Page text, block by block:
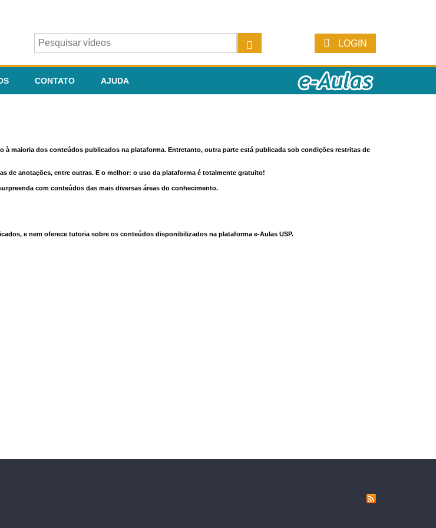
LOGIN
CONTATO AJUDA
à maioria dos conteúdos publicados na plataforma. Entretanto, outra parte está publicada sob condições restritas de
de anotações, entre outras. E o melhor: o uso da plataforma é totalmente gratuito!
com conteúdos das mais diversas áreas do conhecimento.
e nem oferece tutoria sobre os conteúdos disponibilizados na plataforma e-Aulas USP.